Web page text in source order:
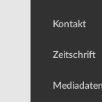
Kontakt
Zeitschrift
Mediadaten